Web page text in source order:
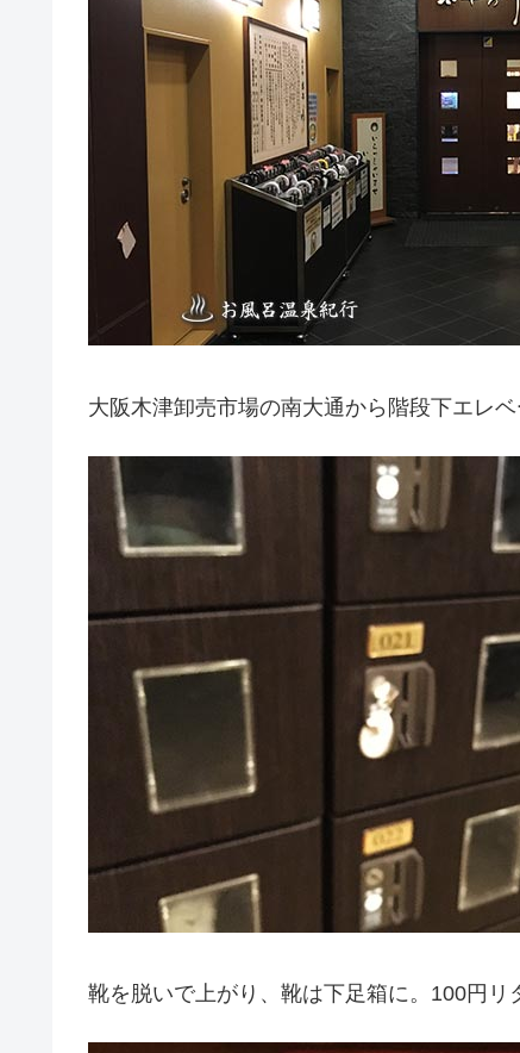
大阪木津卸売市場の南大通から階段下エレ
靴を脱いで上がり、靴は下足箱に。100円リ